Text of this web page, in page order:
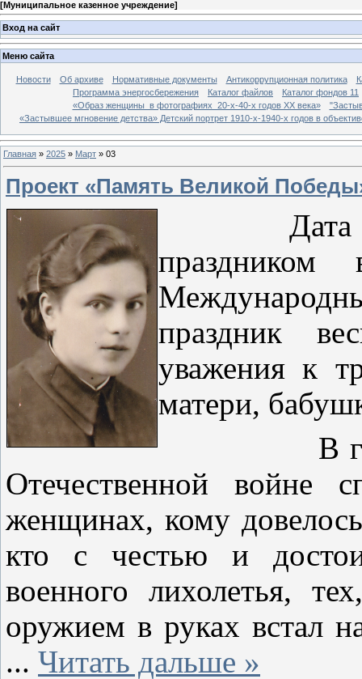
[Муниципальное казенное учреждение]
Вход на сайт
Меню сайта
Новости Об архиве Нормативные документы Антикоррупционная политика
Программа энергосбережения
Каталог файлов
Каталог фондов 11
«Образ женщины в фотографиях 20-х-40-х годов ХХ века»
«Застывшее мгновение детства» Детский портрет 1910-х-1940-х годов в
Главная » 2025 » Март » 03
Проект «Память Великой
праздник
уважения к
матери,
В год 80-
Отечественной войне
женщинах, кому
кто с честью и
военного лихолетья,
оружием в руках встал
... Читать дальше »